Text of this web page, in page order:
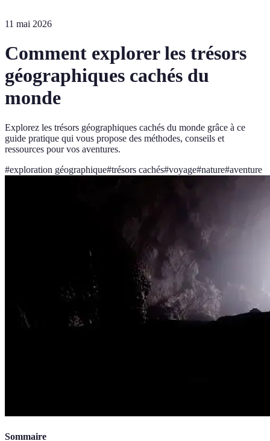
11 mai 2026
Comment explorer les trésors
géographiques cachés du
monde
Explorez les trésors géographiques cachés du monde grâce à ce
guide pratique qui vous propose des méthodes, conseils et
ressources pour vos aventures.
#exploration géographique#trésors cachés#voyage#nature#aventure
Sommaire